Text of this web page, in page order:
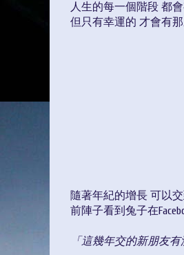
人生的每一個階段 都
但只有幸運的 才會有
隨著年紀的增長 可以
前陣子看到兔子在
「這幾年交的新朋友有